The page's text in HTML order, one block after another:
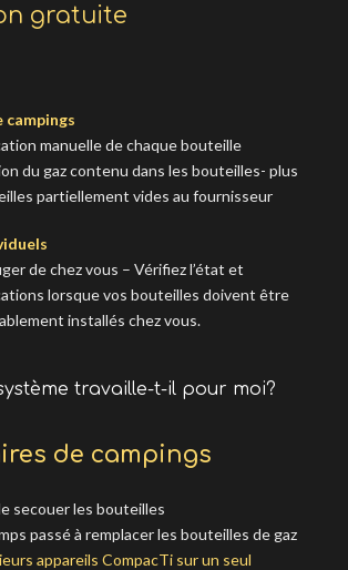
gratuite
campings
manuelle de chaque bouteille
du gaz contenu dans les bouteilles- plus
partiellement vides au fournisseur
de chez vous – Vérifiez l’état et
lorsque vos bouteilles doivent être
installés chez vous.
travaille-t-il pour moi?
de campings
secouer les bouteilles
passé à remplacer les bouteilles de gaz
appareils CompacTi sur un seul